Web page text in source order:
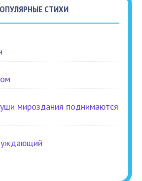
СТИХИ
мироздания поднимаются